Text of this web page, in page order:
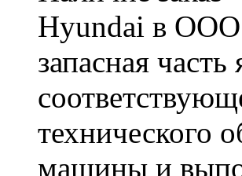
Hyundai в
запасная
технического
машины и